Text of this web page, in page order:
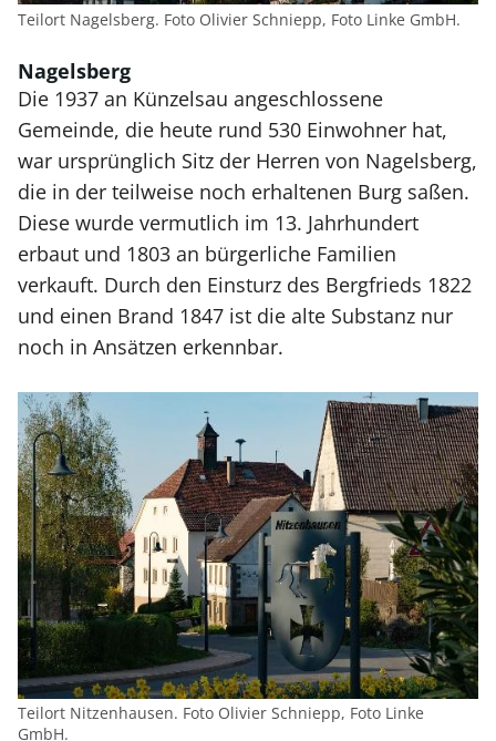
Teilort Nagelsberg. Foto Olivier Schniepp, Foto Linke GmbH.
Nagelsberg
Die 1937 an Künzelsau angeschlossene
Gemeinde, die heute rund 530 Einwohner hat,
war ursprünglich Sitz der Herren von Nagelsberg,
die in der teilweise noch erhaltenen Burg saßen.
Diese wurde vermutlich im 13. Jahrhundert
erbaut und 1803 an bürgerliche Familien
verkauft. Durch den Einsturz des Bergfrieds 1822
und einen Brand 1847 ist die alte Substanz nur
noch in Ansätzen erkennbar.
Teilort Nitzenhausen. Foto Olivier Schniepp, Foto Linke
GmbH.